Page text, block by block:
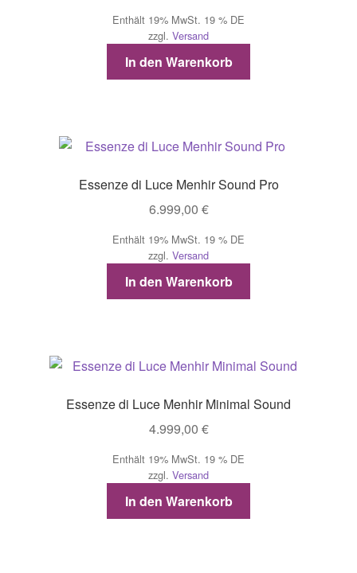
Enthält 19% MwSt. 19 % DE
zzgl. Versand
In den Warenkorb
Essenze di Luce Menhir Sound Pro
6.999,00 €
Enthält 19% MwSt. 19 % DE
zzgl. Versand
In den Warenkorb
Essenze di Luce Menhir Minimal Sound
4.999,00 €
Enthält 19% MwSt. 19 % DE
zzgl. Versand
In den Warenkorb